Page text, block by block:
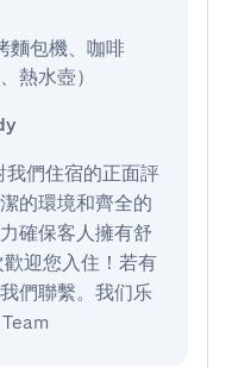
麵包機、咖啡
熱水壺）
我們住宿的正面評
的環境和齊全的
確保客人擁有舒
迎您入住！若有
們聯繫。我们乐